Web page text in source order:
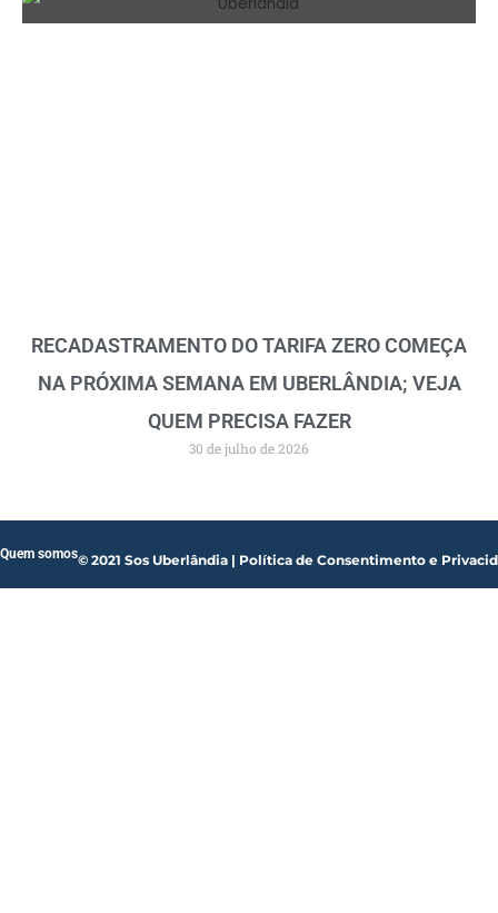
RECADASTRAMENTO DO TARIFA ZERO COMEÇA
NA PRÓXIMA SEMANA EM UBERLÂNDIA; VEJA
QUEM PRECISA FAZER
30 de julho de 2026
© 2021 Sos Uberlândia | Política de Consentimento e
Quem somos